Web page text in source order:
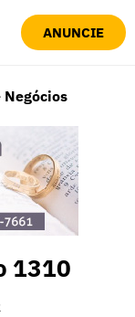
ANUNCIE
1310